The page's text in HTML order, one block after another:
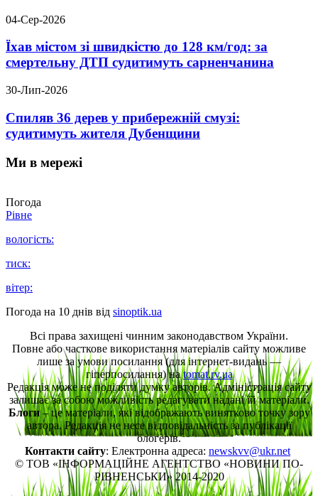
04-Сер-2026
Їхав містом зі швидкістю до 128 км/год: за
смертельну ДТП судитимуть сарненчанина
30-Лип-2026
Спиляв 36 дерев у прибережній смузі:
судитимуть жителя Дубенщини
Ми в мережі
Погода
Рівне
вологість:
тиск:
вітер:
Погода на 10 днів від sinoptik.ua
Всі права захищені чинним законодавством України.
Повне або часткове використання матеріалів сайту можливе
лише за умови посилання (для інтернет-видань —
гіперпосилання) наtomat.rv.ua
Редакція може не поділяти думку авторів. Адміністрація сайту
залишає за собою можливість редагувати надані їй матеріали.
Блоги– це матеріали, які відображають винятково точку зору
автора. Редакція не несе відповідальність за публікації
блогерів.
Контакти сайту: Електронна адреса: newskvv@ukr.net
© ТОВ «ІНФОРМАЦІЙНЕ АГЕНТСТВО «НОВИНИ ПО-
РІВНЕНСЬКИ» 2014-2020